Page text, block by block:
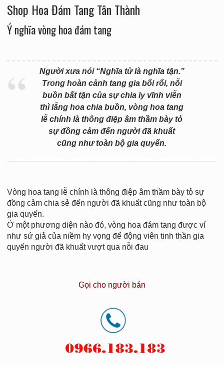
Shop Hoa Đám Tang Tân Thành
Ý nghĩa vòng hoa đám tang
Người xưa nói “Nghĩa tử là nghĩa tận.”
Trong hoàn cảnh tang gia bối rối, nỗi
buồn bất tận của sự chia ly vĩnh viễn
thì lẵng hoa chia buồn, vòng hoa tang
lễ chính là thông điệp âm thầm bày tỏ
sự đồng cảm đến người đã khuất
cũng như toàn bộ gia quyến.
Vòng hoa tang lễ chính là thông điệp âm thầm bày tỏ sự
đồng cảm chia sẻ đến người đã khuất cũng như toàn bộ
gia quyến.
Ở một phương diện nào đó, vòng hoa đám tang được ví
như sứ giả của niềm hy vọng để động viên tinh thần gia
quyến người đã khuất vượt qua nỗi đau
Gọi cho người bán